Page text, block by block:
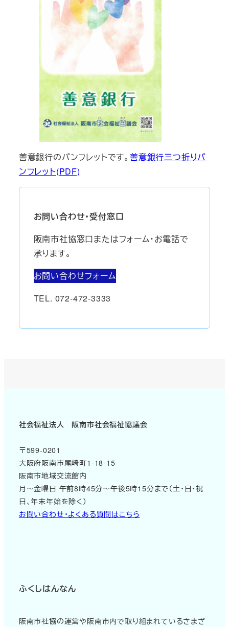
善意銀行のパンフレットです。 善意銀行三つ折りパ
ンフレット(PDF)
お問い合わせ・受付窓口
阪南市社協窓口またはフォーム・お電話で
承ります。
お問い合わせフォーム
TEL. 072-472-3333
社会福祉法人 阪南市社会福祉協議会
〒599-0201
大阪府阪南市尾崎町1-18-15
阪南市地域交流館内
月～金曜日 午前8時45分～午後5時15分まで（土・日・祝
日、年末年始を除く）
お問い合わせ・よくある質問はこちら
ふくしはんなん
阪南市社協の運営や阪南市内で取り組まれているさまざ